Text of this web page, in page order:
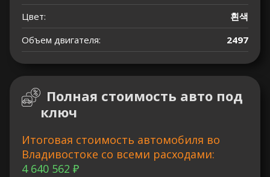
Цвет:
흰색
Объем двигателя:
2497
Полная стоимость авто под
ключ
Итоговая стоимость автомобиля во
Владивостоке со всеми расходами:
4 640 562 ₽